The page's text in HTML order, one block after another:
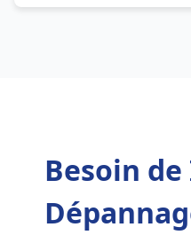
Besoin